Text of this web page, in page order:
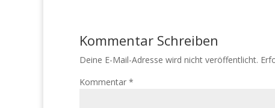
Kommentar Schreiben
Deine E-Mail-Adresse wird nicht veröffentlicht.
Kommentar *